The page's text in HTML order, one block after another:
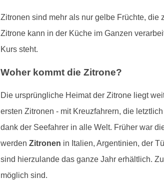
Zitronen sind mehr als nur gelbe Früchte,
Zitrone kann in der Küche im Ganzen
Kurs steht.
Woher kommt die Zitrone?
Die ursprüngliche Heimat der Zitrone liegt
ersten Zitronen - mit Kreuzfahrern, die
dank der Seefahrer in alle Welt. Früher war
werden Zitronen in Italien, Argentinien, der
sind hierzulande das ganze Jahr erhältlich.
möglich sind.